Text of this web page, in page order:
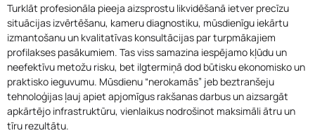
Turklāt profesionāla pieeja aizsprostu likvidēšanā ietver precīzu
situācijas izvērtēšanu, kameru diagnostiku, mūsdienīgu iekārtu
izmantošanu un kvalitatīvas konsultācijas par turpmākajiem
profilakses pasākumiem. Tas viss samazina iespējamo kļūdu un
neefektīvu metožu risku, bet ilgtermiņā dod būtisku ekonomisko un
praktisko ieguvumu. Mūsdienu “nerokamās” jeb beztranšeju
tehnoloģijas ļauj apiet apjomīgus rakšanas darbus un aizsargāt
apkārtējo infrastruktūru, vienlaikus nodrošinot maksimāli ātru un
tīru rezultātu.